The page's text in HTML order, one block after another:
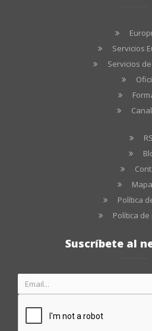
Servicios
Servicios
Política
Política
Suscríbete al